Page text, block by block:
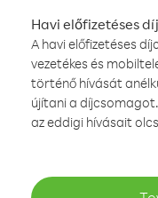
Havi előfizetéses
A havi előfizetéses
vezetékes és
történő hívását
újítani a
az eddigi hívásait